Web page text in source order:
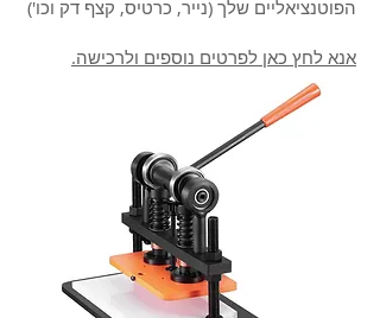
הפוטנציאליים שלך (נייר, כרטיס, קצף דק וכו')
אנא לחץ כאן לפרטים נוספים ולרכישה.